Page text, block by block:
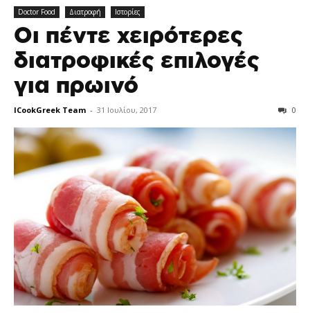
Doctor Food Διατροφή Ιστορίες
Οι πέντε χειρότερες
διατροφικές επιλογές
για πρωινό
ICookGreek Team - 31 Ιουλίου, 2017 0